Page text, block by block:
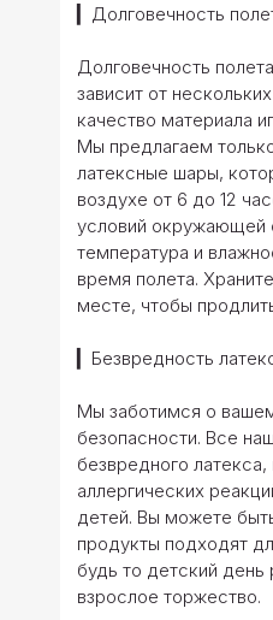
▎Долговечность
Долговечность
зависит от
качество материала
Мы предлагаем
латексные шары,
воздухе от 6 до 12
условий окружающей
температура и
время полета.
месте, чтобы
▎Безвредность
Мы заботимся о
безопасности. Все
безвредного
аллергических
детей. Вы можете
продукты подходят
будь то детский день
взрослое торжество.